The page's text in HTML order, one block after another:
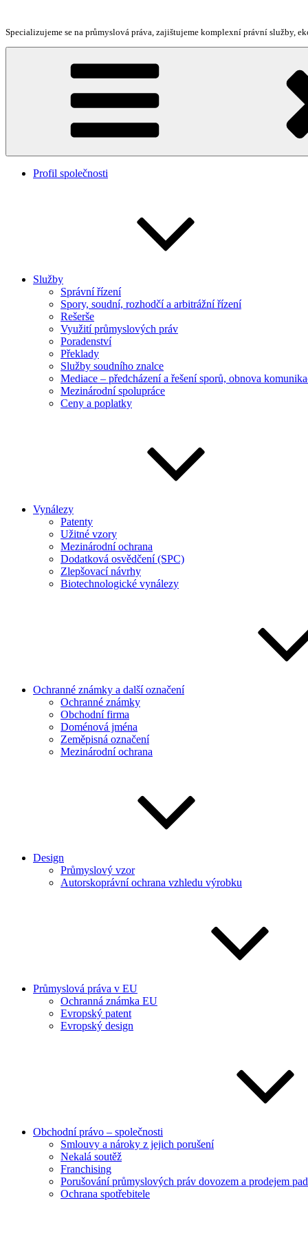
obsahu
webu
Specializujeme se na průmyslová práva, zajištujeme komplexní právní služby,
Profil společnosti
Služby
Správní řízení
Spory, soudní, rozhodčí a arbitrážní řízení
Rešerše
Využití průmyslových práv
Poradenství
Překlady
Služby soudního znalce
Mediace – předcházení a řešení sporů, obnova
Mezinárodní spolupráce
Ceny a poplatky
Vynálezy
Patenty
Užitné vzory
Mezinárodní ochrana
Dodatková osvědčení (SPC)
Zlepšovací návrhy
Biotechnologické vynálezy
Ochranné známky a další označení
Ochranné známky
Obchodní firma
Doménová jména
Zeměpisná označení
Mezinárodní ochrana
Design
Průmyslový vzor
Autorskoprávní ochrana vzhledu výrobku
Průmyslová práva v EU
Ochranná známka EU
Evropský patent
Evropský design
Obchodní právo – společnosti
Smlouvy a nároky z jejich porušení
Nekalá soutěž
Franchising
Porušování průmyslových práv dovozem a prodejem
Ochrana spotřebitele